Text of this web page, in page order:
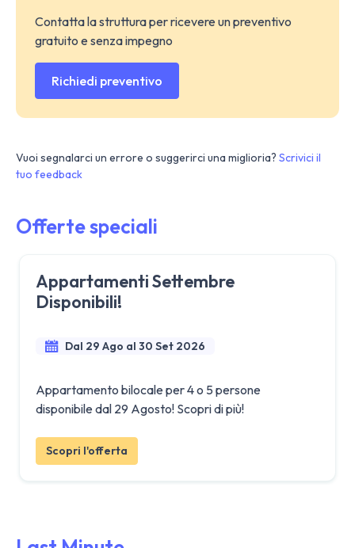
Contatta la struttura per ricevere un preventivo
gratuito e senza impegno
Richiedi preventivo
Vuoi segnalarci un errore o suggerirci una miglioria? Scrivici il
tuo feedback
Offerte speciali
Appartamenti Settembre
Disponibili!
Dal 29 Ago al 30 Set 2026
Appartamento bilocale per 4 o 5 persone
disponibile dal 29 Agosto! Scopri di più!
Scopri l'offerta